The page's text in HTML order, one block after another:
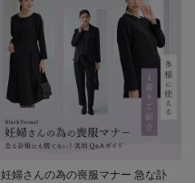
妊婦さんの為の喪服マナー 急な訃